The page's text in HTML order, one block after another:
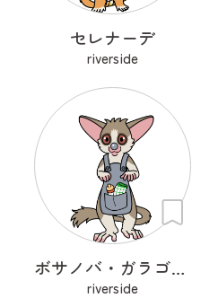
セレナーデ
riverside
ボサノバ・ガラゴ・セネガレンシス
riverside